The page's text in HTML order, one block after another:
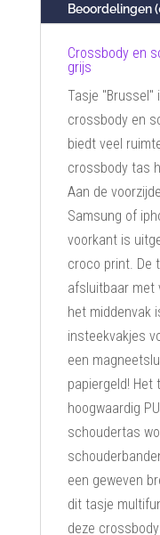
Beoordelingen
Crossbody en
grijs
Tasje
crossbody en
biedt veel
crossbody tas
Aan de
Samsung of
voorkant is
croco print. De
afsluitbaar met
het middenvak
insteekvakjes
een
papiergeld! Het
hoogwaardig
schoudertas
een geweven
dit tasje
deze